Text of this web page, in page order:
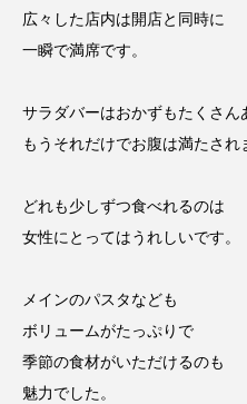
広々した店内は開店と同時に
一瞬で満席です。
サラダバーはおかずもたくさん
もうそれだけでお腹は満たされ
どれも少しずつ食べれるのは
女性にとってはうれしいです。
メインのパスタなども
ボリュームがたっぷりで
季節の食材がいただけるのも
魅力でした。